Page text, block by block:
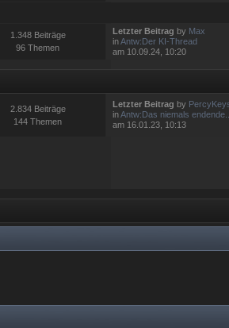
1.348 Beiträge
96 Themen
Letzter Beitrag by Max
inAntw:Der KI-Thread
am 10.09.24, 10:20
2.834 Beiträge
144 Themen
Letzter Beitrag by
inAntw:Das niemals endende...
am 16.01.23, 10:13